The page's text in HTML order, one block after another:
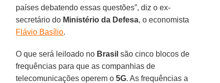
países debatendo essas questões”, diz o ex-
secretário do Ministério da Defesa, o economista
Flávio Basílio.
O que será leiloado no Brasil são cinco blocos de
frequências para que as companhias de
telecomunicações operem o5G. As frequências a